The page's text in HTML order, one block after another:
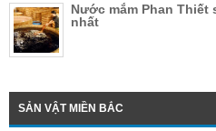
Nước mắm Phan Thiết
nhất
SẢN VẬT MIỀN BẮC